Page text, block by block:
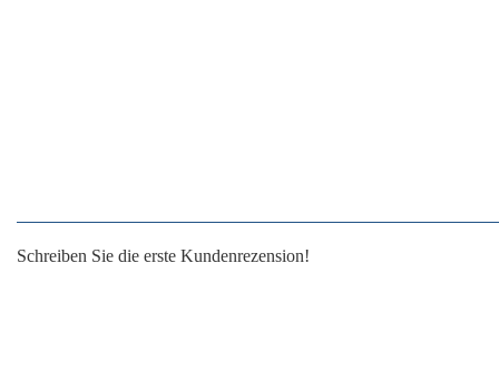
Schreiben Sie die erste Kundenrezension!